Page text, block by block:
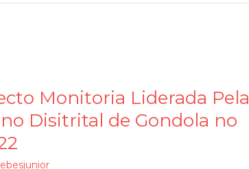
Monitoria Liderada Pela
Disitrital de Gondola no